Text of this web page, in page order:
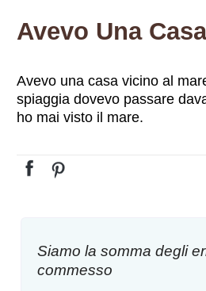
Avevo una casa vicino al
spiaggia dovevo passare
ho mai visto il mare.
Siamo la somma degli
commesso